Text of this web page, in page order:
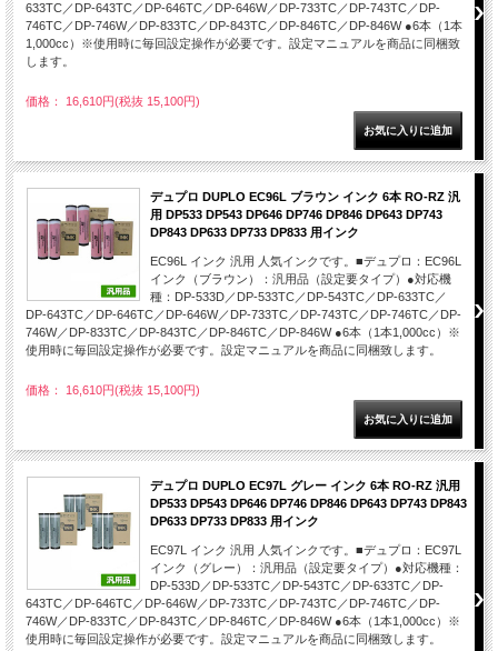
633TC／DP-643TC／DP-646TC／DP-646W／DP-733TC／DP-743TC／DP-
746TC／DP-746W／DP-833TC／DP-843TC／DP-846TC／DP-846W ●6本（1本
1,000cc）※使用時に毎回設定操作が必要です。設定マニュアルを商品に同梱致
します。
価格： 16,610円(税抜 15,100円)
デュプロ DUPLO EC96L ブラウン インク 6本 RO-RZ 汎
用 DP533 DP543 DP646 DP746 DP846 DP643 DP743
DP843 DP633 DP733 DP833 用インク
EC96L インク 汎用 人気インクです。■デュプロ：EC96L
インク（ブラウン）：汎用品（設定要タイプ）●対応機
種：DP-533D／DP-533TC／DP-543TC／DP-633TC／
DP-643TC／DP-646TC／DP-646W／DP-733TC／DP-743TC／DP-746TC／DP-
746W／DP-833TC／DP-843TC／DP-846TC／DP-846W ●6本（1本1,000cc）※
使用時に毎回設定操作が必要です。設定マニュアルを商品に同梱致します。
価格： 16,610円(税抜 15,100円)
デュプロ DUPLO EC97L グレー インク 6本 RO-RZ 汎用
DP533 DP543 DP646 DP746 DP846 DP643 DP743 DP843
DP633 DP733 DP833 用インク
EC97L インク 汎用 人気インクです。■デュプロ：EC97L
インク（グレー）：汎用品（設定要タイプ）●対応機種：
DP-533D／DP-533TC／DP-543TC／DP-633TC／DP-
643TC／DP-646TC／DP-646W／DP-733TC／DP-743TC／DP-746TC／DP-
746W／DP-833TC／DP-843TC／DP-846TC／DP-846W ●6本（1本1,000cc）※
使用時に毎回設定操作が必要です。設定マニュアルを商品に同梱致します。